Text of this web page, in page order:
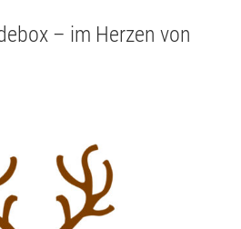
– im Herzen von